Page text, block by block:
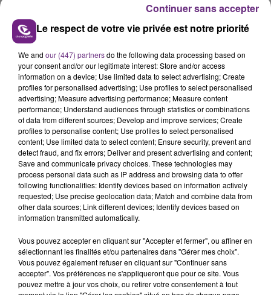
FIL D'ACTU
7 août 2026
LA CENTRALE NUCLÉAIRE DE CHOOZ
TOUJOURS À L'ARRÊT
Cela fait déjà une semaine que la centrale
Le respect de votre vie privée est notre priorité
We and our (447) partnersdo the following data processing based on
your consent and/or our legitimate interest: Store and/or access
information on a device; Use limited data to select advertising; Create
profiles for personalised advertising; Use profiles to select personalised
advertising; Measure advertising performance; Measure content
performance; Understand audiences through statistics or combinations
of data from different sources; Develop and improve services; Create
profiles to personalise content; Use profiles to select personalised
content; Use limited data to select content; Ensure security, prevent and
detect fraud, and fix errors; Deliver and present advertising and content;
Save and communicate privacy choices. These technologies may
process personal data such as IP address and browsing data to offer
following functionalities: Identify devices based on information actively
requested; Use precise geolocation data; Match and combine data from
other data sources; Link different devices; Identify devices based on
information transmitted automatically.
Vous pouvez accepter en cliquant sur "Accepter et fermer", ou affiner en
sélectionnant les finalités et/ou partenaires dans "Gérer mes choix".
Vous pouvez également refuser en cliquant sur "Continuer sans
accepter". Vos préférences ne s'appliqueront que pour ce site. Vous
pouvez mettre à jour vos choix, ou retirer votre consentement à tout
Continuer sans accepter